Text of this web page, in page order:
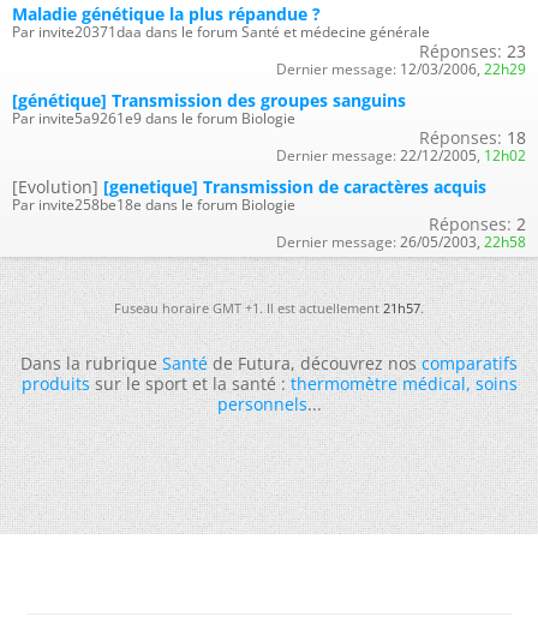
Maladie génétique la plus répandue ?
Par invite20371daa dans le forum Santé et médecine générale
Réponses: 23
Dernier message: 12/03/2006, 22h29
[génétique] Transmission des groupes sanguins
Par invite5a9261e9 dans le forum Biologie
Réponses: 18
Dernier message: 22/12/2005, 12h02
[Evolution] [genetique] Transmission de caractères acquis
Par invite258be18e dans le forum Biologie
Réponses: 2
Dernier message: 26/05/2003, 22h58
Fuseau horaire GMT +1. Il est actuellement21h57.
Dans la rubriqueSantéde Futura, découvrez noscomparatifs
produitssur le sport et la santé :thermomètre médical,soins
personnels...